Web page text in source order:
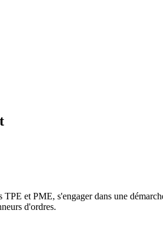
et PME, s'engager dans une
d'ordres.